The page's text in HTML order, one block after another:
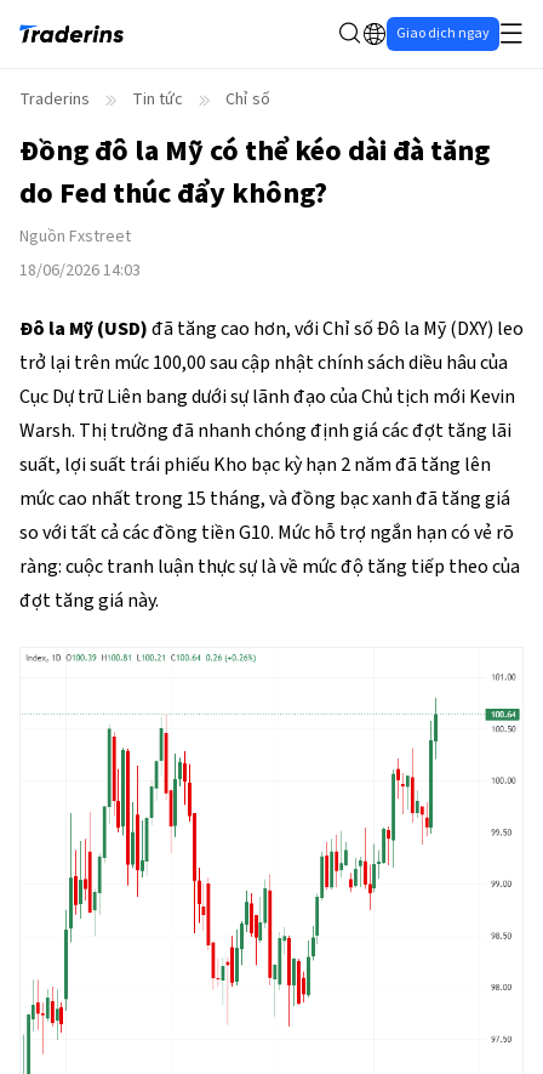
Giao dịch ngay
Traderins Tin tức Chỉ số
Đồng đô la Mỹ có thể kéo dài đà tăng
do Fed thúc đẩy không?
Nguồn Fxstreet
18/06/2026 14:03
Đô la Mỹ (USD)đã tăng cao hơn, với Chỉ số Đô la Mỹ (DXY) leo
trở lại trên mức 100,00 sau cập nhật chính sách diều hâu của
Cục Dự trữ Liên bang dưới sự lãnh đạo của Chủ tịch mới Kevin
Warsh. Thị trường đã nhanh chóng định giá các đợt tăng lãi
suất, lợi suất trái phiếu Kho bạc kỳ hạn 2 năm đã tăng lên
mức cao nhất trong 15 tháng, và đồng bạc xanh đã tăng giá
so với tất cả các đồng tiền G10. Mức hỗ trợ ngắn hạn có vẻ rõ
ràng: cuộc tranh luận thực sự là về mức độ tăng tiếp theo của
đợt tăng giá này.